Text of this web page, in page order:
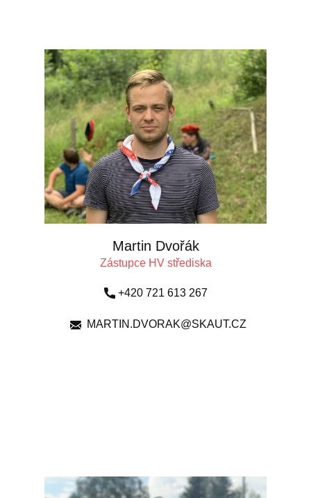
Martin Dvořák
Zástupce HV střediska
+420 721 613 267
MARTIN.DVORAK@SKAUT.CZ